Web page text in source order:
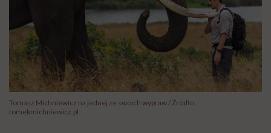
Tomasz Michniewicz na jednej ze swoich wypraw / Źródło:
tomekmichniewicz.pl